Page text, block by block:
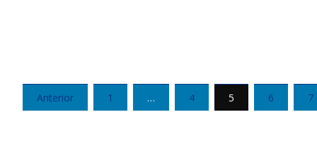
Paginação
de
Anterior 1 … 4 5 6 7